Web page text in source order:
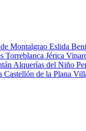
Montalgrao Eslida
Torreblanca Jérica
Alquerías del Niño
Castellón de la Plana